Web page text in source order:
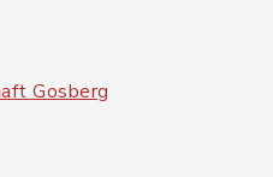
Gosberg